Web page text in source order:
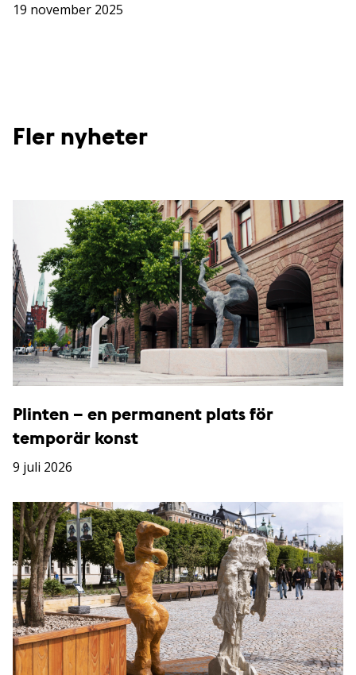
19 november 2025
Fler nyheter
Plinten – en permanent plats för
temporär konst
9 juli 2026